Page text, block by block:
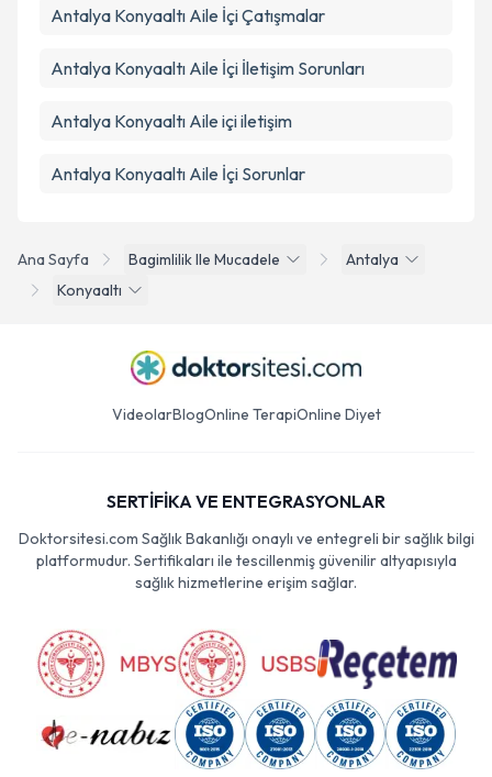
Ana Sayfa Bagimlilik Ile Mucadele
Antalya
Konyaaltı
Antalya Konyaaltı Aile İçi Çatışmalar
Antalya Konyaaltı Aile İçi İletişim Sorunları
Antalya Konyaaltı Aile içi iletişim
Antalya Konyaaltı Aile İçi Sorunlar
VideolarBlogOnline TerapiOnline Diyet
SERTİFİKA VE ENTEGRASYONLAR
Doktorsitesi.com Sağlık Bakanlığı onaylı ve entegreli bir sağlık bilgi
platformudur. Sertifikaları ile tescillenmiş güvenilir altyapısıyla
sağlık hizmetlerine erişim sağlar.